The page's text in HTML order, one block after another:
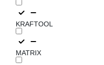
KRAFTOOL
MATRIX